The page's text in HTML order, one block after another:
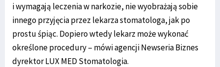
i wymagają leczenia w narkozie, nie wyobrażają sobie
innego przyjęcia przez lekarza stomatologa, jak po
prostu śpiąc. Dopiero wtedy lekarz może wykonać
określone procedury – mówi agencji Newseria Biznes
dyrektor LUX MED Stomatologia.